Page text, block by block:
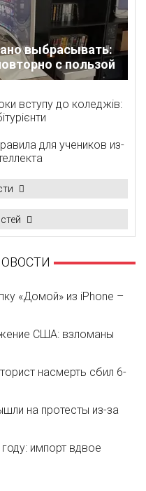
выбрасывать:
с пользой
вступу до коледжів:
для учеников из-
«Домой» из iPhone –
США: взломаны
насмерть сбил 6-
на протесты из-за
импорт вдвое